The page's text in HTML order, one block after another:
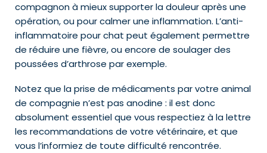
compagnon à mieux supporter la douleur après une
opération, ou pour calmer une inflammation. L’anti-
inflammatoire pour chat peut également permettre
de réduire une fièvre, ou encore de soulager des
poussées d’arthrose par exemple.
Notez que la prise de médicaments par votre animal
de compagnie n’est pas anodine : il est donc
absolument essentiel que vous respectiez à la lettre
les recommandations de votre vétérinaire, et que
vous l’informiez de toute difficulté rencontrée.